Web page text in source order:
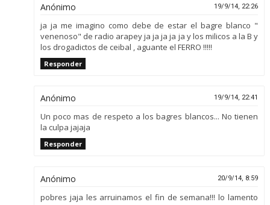
Anónimo 19/9/14, 22:26
ja ja me imagino como debe de estar el bagre blanco "
venenoso" de radio arapey ja ja ja ja ja y los milicos a la B y
los drogadictos de ceibal , aguante el FERRO !!!!!
Responder
Anónimo 19/9/14, 22:41
Un poco mas de respeto a los bagres blancos... No tienen
la culpa jajaja
Responder
Anónimo 20/9/14, 8:59
pobres jaja les arruinamos el fin de semana!!! lo lamento